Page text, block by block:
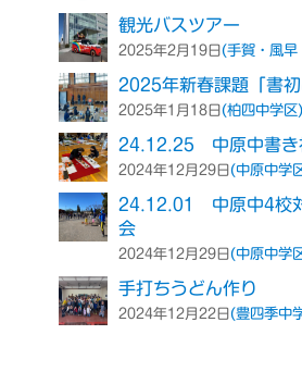
観光バスツアー
2025年2月19日(手賀・風早
2025年新春課題「書初
2025年1月18日(柏四中学区)
24.12.25 中原中書き
2024年12月29日(中原中学
24.12.01 中原中4校
会
2024年12月29日(中原中学
手打ちうどん作り
2024年12月22日(豊四季中